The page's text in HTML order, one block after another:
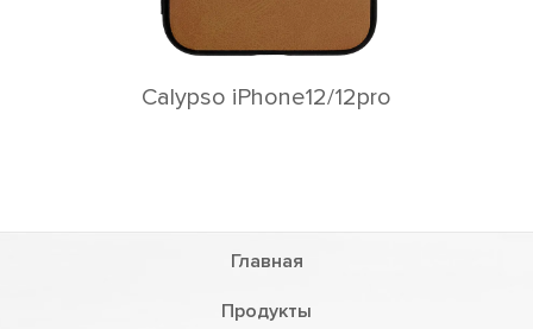
Calypso iPhone12/12pro
Главная
Продукты